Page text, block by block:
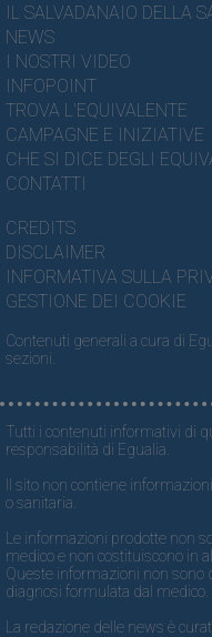
IL SALVADANAIO DELLA
NEWS
I NOSTRI VIDEO
INFOPOINT
TROVA L'EQUIVALENTE
CAMPAGNE E INIZIATIVE
CHE SI DICE DEGLI
CONTATTI
CREDITS
DISCLAIMER
INFORMATIVA SULLA
GESTIONE DEI COOKIE
Contenuti generali a cura di
sezioni.
Tutti i contenuti informativi di
responsabilità di Egualia.
Il sito non contiene
o sanitaria.
Le informazioni prodotte non
medico e non costituiscono in
Queste informazioni non sono
diagnosi formulata dal medico.
La redazione delle news è